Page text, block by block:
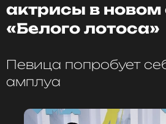
актрисы в новом
«Белого лотоса»
Певица попробует
амплуа